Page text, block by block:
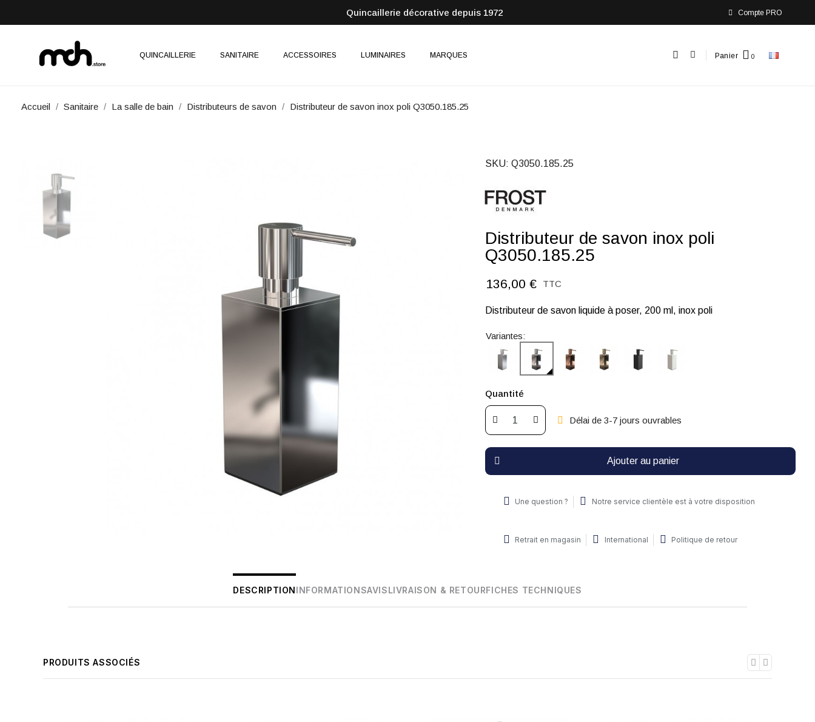
Quincaillerie décorative depuis 1972 Compte PRO
QUINCAILLERIE SANITAIRE ACCESSOIRES LUMINAIRES MARQUES Panier
Accueil Sanitaire La salle de bain Distributeurs de savon Distributeur de savon inox poli Q3050.185.25
SKU Q3050.185.25
Distributeur de savon inox poli
Q3050.185.25
136,00 € TTC
Distributeur de savon liquide à poser, 200 ml, inox poli
Variantes:
Quantité
Délai de 3-7 jours ouvrables
Ajouter au panier
Une question ? Notre service clientèle est à votre disposition
Retrait en magasin International Politique de retour
DESCRIPTIONINFORMATIONSAVISLIVRAISON & RETOURFICHES TECHNIQUES
PRODUITS ASSOCIÉS